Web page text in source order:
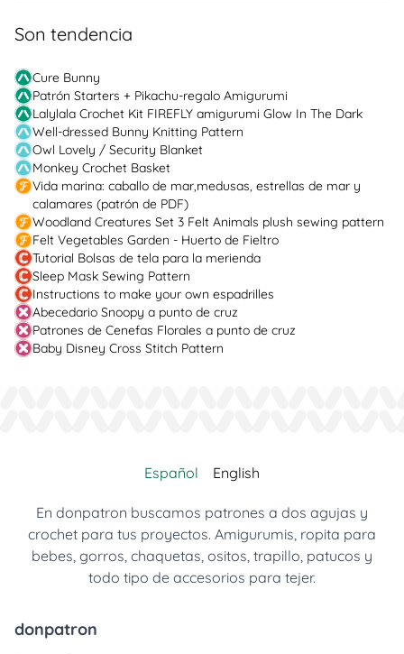
Son tendencia
Cure Bunny
Patrón Starters + Pikachu-regalo Amigurumi
Lalylala Crochet Kit FIREFLY amigurumi Glow In The Dark
Well-dressed Bunny Knitting Pattern
Owl Lovely / Security Blanket
Monkey Crochet Basket
Vida marina: caballo de mar,medusas, estrellas de mar y
calamares (patrón de PDF)
Woodland Creatures Set 3 Felt Animals plush sewing pattern
Felt Vegetables Garden - Huerto de Fieltro
Tutorial Bolsas de tela para la merienda
Sleep Mask Sewing Pattern
Instructions to make your own espadrilles
Abecedario Snoopy a punto de cruz
Patrones de Cenefas Florales a punto de cruz
Baby Disney Cross Stitch Pattern
Español English
En donpatron buscamos patrones a dos agujas y
crochet para tus proyectos. Amigurumis, ropita para
bebes, gorros, chaquetas, ositos, trapillo, patucos y
todo tipo de accesorios para tejer.
donpatron